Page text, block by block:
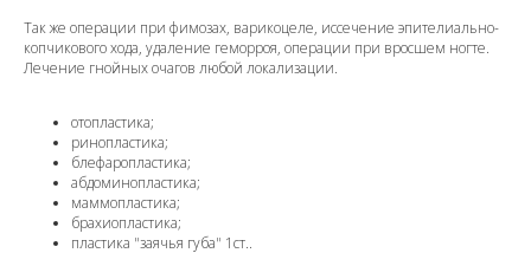
Так же операции при фимозах, варикоцеле, иссечение эпителиально-
копчикового хода, удаление геморроя, операции при вросшем ногте.
Лечение гнойных очагов любой локализации.
отопластика;
ринопластика;
блефаропластика;
абдоминопластика;
маммопластика;
брахиопластика;
пластика "заячья губа" 1ст..